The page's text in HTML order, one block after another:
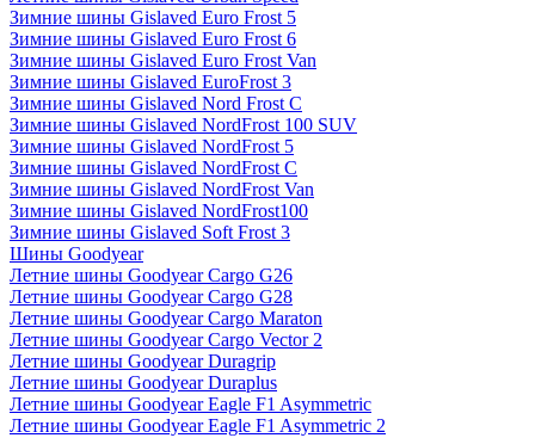
Зимние шины Gislaved Euro Frost 5
Зимние шины Gislaved Euro Frost 6
Зимние шины Gislaved Euro Frost Van
Зимние шины Gislaved EuroFrost 3
Зимние шины Gislaved Nord Frost C
Зимние шины Gislaved NordFrost 100 SUV
Зимние шины Gislaved NordFrost 5
Зимние шины Gislaved NordFrost C
Зимние шины Gislaved NordFrost Van
Зимние шины Gislaved NordFrost100
Зимние шины Gislaved Soft Frost 3
Шины Goodyear
Летние шины Goodyear Cargo G26
Летние шины Goodyear Cargo G28
Летние шины Goodyear Cargo Maraton
Летние шины Goodyear Cargo Vector 2
Летние шины Goodyear Duragrip
Летние шины Goodyear Duraplus
Летние шины Goodyear Eagle F1 Asymmetric
Летние шины Goodyear Eagle F1 Asymmetric 2